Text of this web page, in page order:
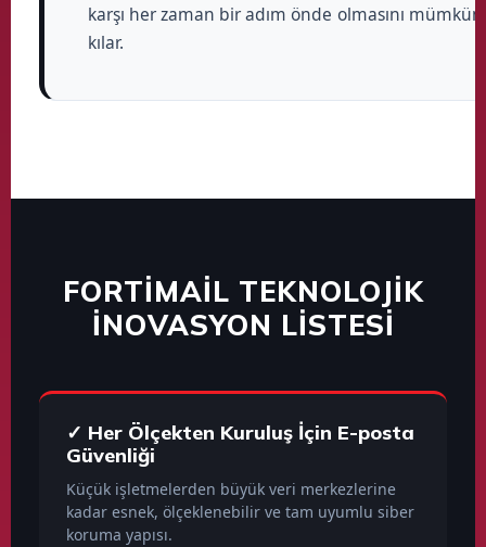
karşı her zaman bir adım önde olmasını mümkün
kılar.
FORTIMAIL TEKNOLOJIK
İNOVASYON LISTESI
✓ Her Ölçekten Kuruluş İçin E-posta
Güvenliği
Küçük işletmelerden büyük veri merkezlerine
kadar esnek, ölçeklenebilir ve tam uyumlu siber
koruma yapısı.